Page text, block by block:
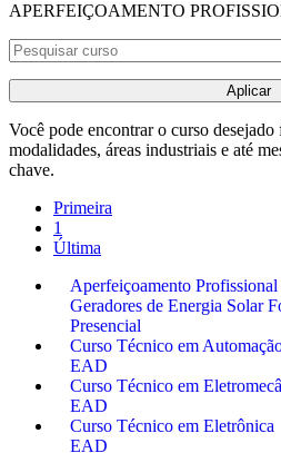
APERFEIÇOAMENTO
Aplicar
Você pode encontrar o curso
modalidades, áreas industriais e até
chave.
Primeira
1
Última
Aperfeiçoamento Profissional
Geradores de Energia Solar
Presencial
Curso Técnico em
EAD
Curso Técnico em
EAD
Curso Técnico em Eletrônica
EAD